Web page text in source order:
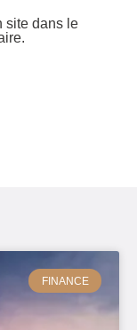
site dans le
FINANCE